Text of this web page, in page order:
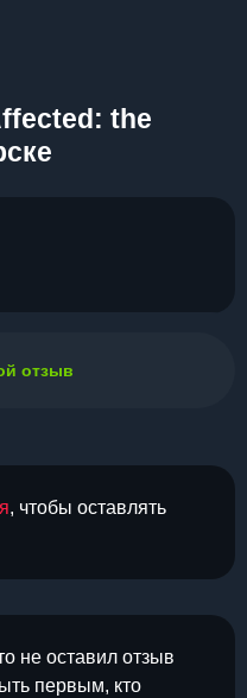
the
, чтобы оставлять
не оставил отзыв
первым, кто
отзыв